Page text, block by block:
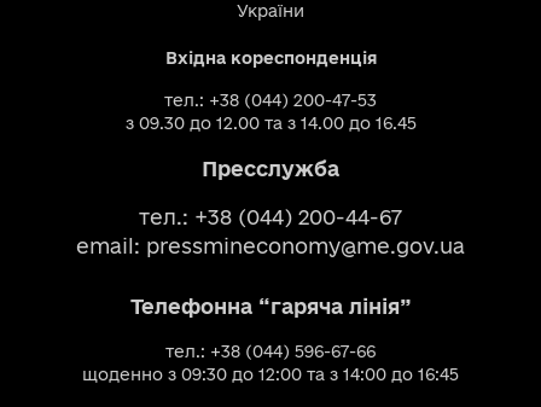
України
Вхідна кореспонденція
тел.: +38 (044) 200-47-53
з 09.30 до 12.00 та з 14.00 до 16.45
Пресслужба
тел.: +38 (044) 200-44-67
email: pressmineconomy@me.gov.ua
Телефонна “гаряча лінія”
тел.: +38 (044) 596-67-66
щоденно з 09:30 до 12:00 та з 14:00 до 16:45